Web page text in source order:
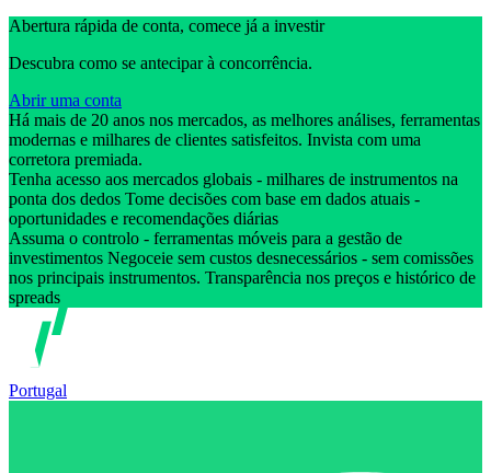
Abertura rápida de conta, comece já a investir
Descubra como se antecipar à concorrência.
Abrir uma conta
Há mais de 20 anos nos mercados, as melhores análises, ferramentas
modernas e milhares de clientes satisfeitos. Invista com uma
corretora premiada.
Tenha acesso aos mercados globais - milhares de instrumentos na
ponta dos dedos Tome decisões com base em dados atuais -
oportunidades e recomendações diárias
Assuma o controlo - ferramentas móveis para a gestão de
investimentos Negoceie sem custos desnecessários - sem comissões
nos principais instrumentos. Transparência nos preços e histórico de
spreads
Portugal